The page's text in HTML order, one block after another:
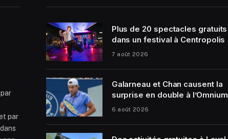
par
Plus de 20 spectacles gratuits
dans un festival à Centropolis
7 août 2026
Galarneau et Chan causent la
surprise en double à l’Omnium
6 août 2026